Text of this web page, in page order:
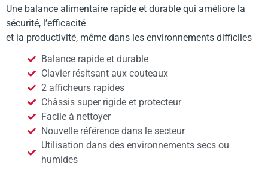
Une balance alimentaire rapide et durable qui améliore la
sécurité, l’efficacité
et la productivité, même dans les environnements difficiles
Balance rapide et durable
Clavier résitsant aux couteaux
2 afficheurs rapides
Châssis super rigide et protecteur
Facile à nettoyer
Nouvelle référence dans le secteur
Utilisation dans des environnements secs ou
humides